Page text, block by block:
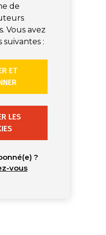
de
Vous avez
suivantes :
ET
LES
?
vous